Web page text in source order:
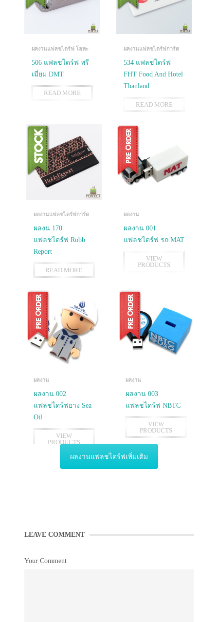
ผลงานแฟลชไดร์ฟ โลหะ
506 แฟลชไดร์ฟ พรี
เมี่ยม DMT
READ MORE
ผลงานแฟลชไดร์ฟการ์ด
534 แฟลชไดร์ฟ
FHT Food And Hotel
Thanland
READ MORE
ผลงานแฟลชไดร์ฟการ์ด
ผลงน 170
แฟลชไดร์ฟ Robb
Report
READ MORE
ผลงาน
ผลงาน 001
แฟลชไดร์ฟ รถ MAT
VIEW
PRODUCTS
ผลงาน
ผลงาน 002
แฟลชไดร์ฟยาง Sea
Oil
VIEW
PRODUCTS
ผลงาน
ผลงาน 003
แฟลชไดร์ฟ NBTC
VIEW
PRODUCTS
ผลงานแฟลชไดร์ฟเพิ่มเติม
LEAVE COMMENT
Your Comment